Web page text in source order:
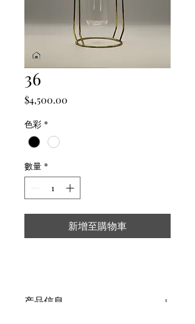
36
$4,500.00
色彩 *
數量 *
新增至購物車
产品信息